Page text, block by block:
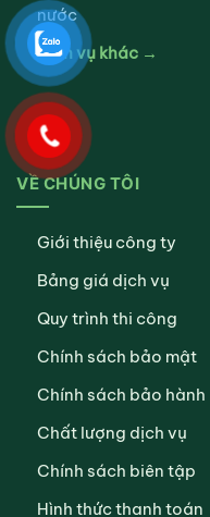
nước
Dịch vụ khác →
VỀ CHÚNG TÔI
Giới thiệu công ty
Bảng giá dịch vụ
Quy trình thi công
Chính sách bảo mật
Chính sách bảo hành
Chất lượng dịch vụ
Chính sách biên tập
Hình thức thanh toán